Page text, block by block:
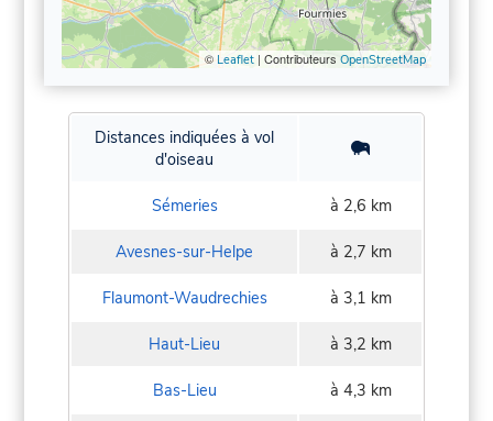
© Leaflet| Contributeurs OpenStreetMap
Distances indiquées à vol
d'oiseau
Sémeries à 2,6 km
Avesnes-sur-Helpe à 2,7 km
Flaumont-Waudrechies à 3,1 km
Haut-Lieu à 3,2 km
Bas-Lieu à 4,3 km